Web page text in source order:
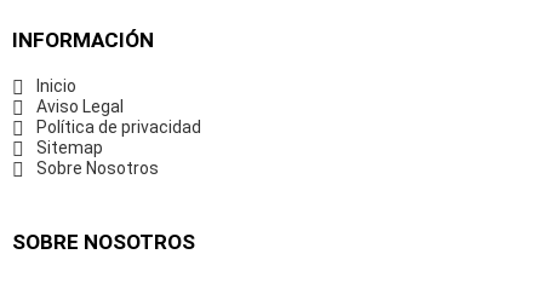
INFORMACIÓN
Inicio
Aviso Legal
Política de privacidad
Sitemap
Sobre Nosotros
SOBRE NOSOTROS